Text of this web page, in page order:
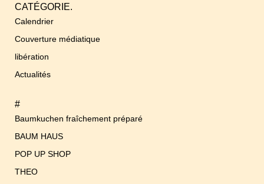
CATÉGORIE.
Calendrier
Couverture médiatique
libération
Actualités
#
Baumkuchen fraîchement préparé
BAUM HAUS
POP UP SHOP
THEO